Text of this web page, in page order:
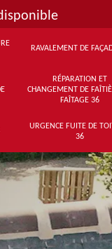
RAVALEMENT DE
RÉPARATION ET
CHANGEMENT DE
FAÎTAGE 36
URGENCE FUITE DE
36